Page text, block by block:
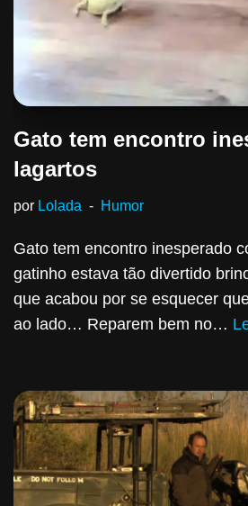
Gato tem encontro
lagartos
por Lolada Humor
Gato tem encontro inesperado
gatinho estava tão divertido
que acabou por se esquecer
ao lado… Reparem bem no…